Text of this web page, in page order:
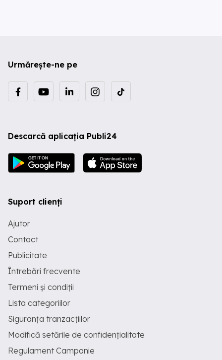
Urmărește-ne pe
Descarcă aplicația Publi24
Suport clienți
Ajutor
Contact
Publicitate
Întrebări frecvente
Termeni și condiții
Lista categoriilor
Siguranța tranzacțiilor
Modifică setările de confidențialitate
Regulament Campanie